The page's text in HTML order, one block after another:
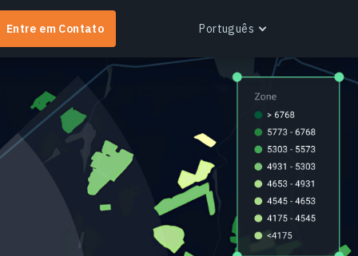
RayVision
Obtenha relatórios analíticos personalizados com
visualização avançada para qualquer setor.
mais
Entre em Contato Português
English